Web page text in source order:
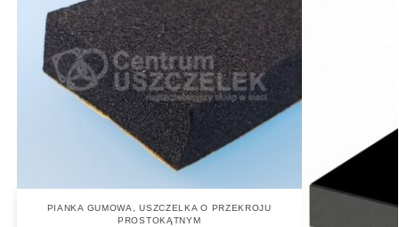
PIANKA GUMOWA ,USZCZELKA O PRZEKROJU
PROSTOKĄTNYM